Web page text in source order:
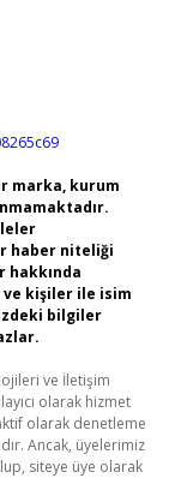
marka, kurum
haber niteliği
hakkında
ve kişiler ile isim
bilgiler
ve İletişim
olarak hizmet
olarak denetleme
Ancak, üyelerimiz
siteye üye olarak